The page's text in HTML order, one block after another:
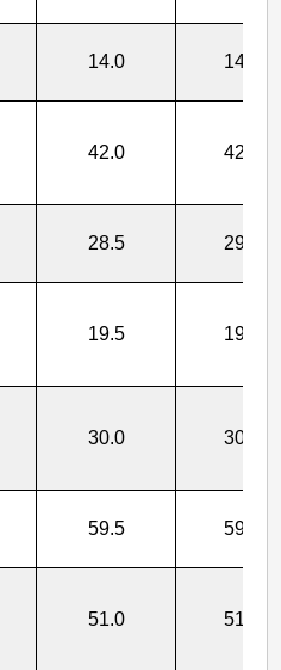
14.0 14.0
42.0 42.0
28.5 29.5
19.5 19.5
30.0 30.0
59.5 59.5
51.0 51.0